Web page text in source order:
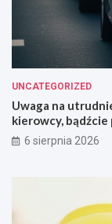
UNCATEGORIZED
Uwaga na
kierowcy,
6 sierpnia 2026